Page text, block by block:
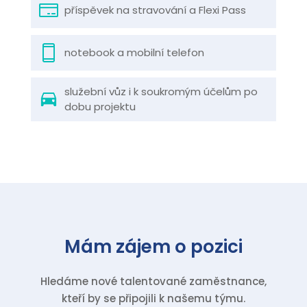
příspěvek na stravování a Flexi Pass
notebook a mobilní telefon
služební vůz i k soukromým účelům po
dobu projektu
Mám zájem o pozici
Hledáme nové talentované zaměstnance,
kteří by se připojili k našemu týmu.